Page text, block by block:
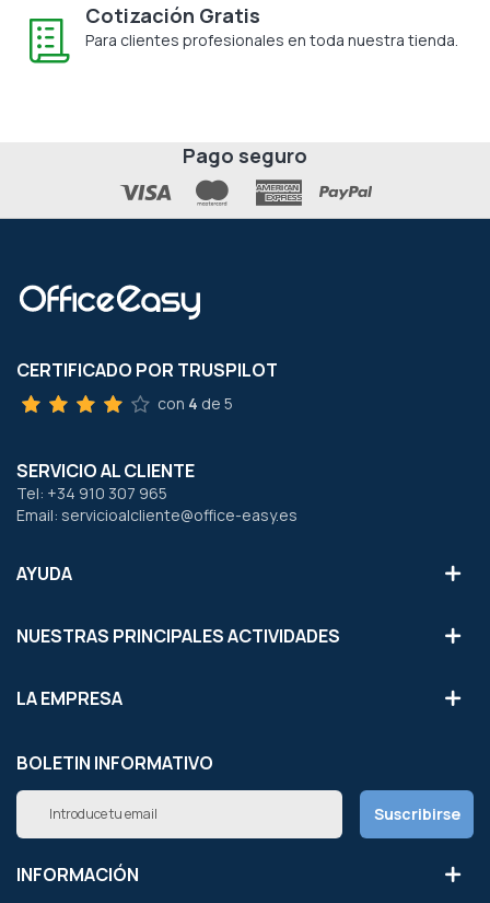
Cotización Gratis
Para clientes profesionales en toda nuestra tienda.
Pago seguro
CERTIFICADO POR TRUSPILOT
con 4 de 5
SERVICIO AL CLIENTE
Tel: +34 910 307 965
Email: servicioalcliente@office-easy.es
AYUDA
NUESTRAS PRINCIPALES ACTIVIDADES
LA EMPRESA
BOLETIN INFORMATIVO
Inscríbete
nuestro
boletín
de
Suscribirse
INFORMACIÓN